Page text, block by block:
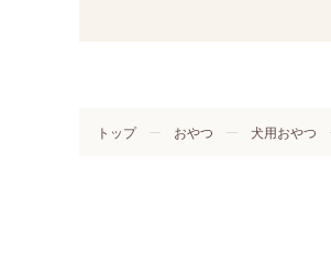
トップ おやつ 犬用おやつ